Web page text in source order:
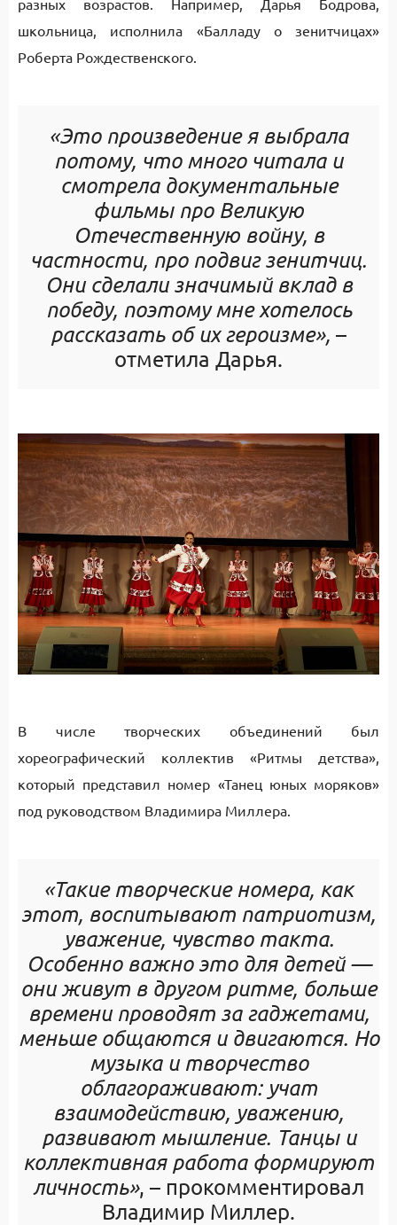
разных возрастов. Например, Дарья Бодрова,
школьница, исполнила «Балладу о зенитчицах»
Роберта Рождественского.
«Это произведение я выбрала
потому, что много читала и
смотрела документальные
фильмы про Великую
Отечественную войну, в
частности, про подвиг зенитчиц.
Они сделали значимый вклад в
победу, поэтому мне хотелось
рассказать об их героизме», –
отметила Дарья.
В числе творческих объединений был
хореографический коллектив «Ритмы детства»,
который представил номер «Танец юных моряков»
под руководством Владимира Миллера.
«Такие творческие номера, как
этот, воспитывают патриотизм,
уважение, чувство такта.
Особенно важно это для детей —
они живут в другом ритме, больше
времени проводят за гаджетами,
меньше общаются и двигаются. Но
музыка и творчество
облагораживают: учат
взаимодействию, уважению,
развивают мышление. Танцы и
коллективная работа формируют
личность», – прокомментировал
Владимир Миллер.